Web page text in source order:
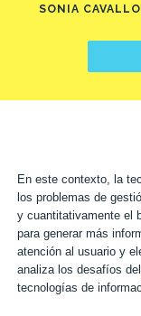
SONIA CAVALLO
En este contexto, la
los problemas de
y cuantitativamente el
para generar más
atención al usuario y
analiza los desafíos
tecnologías de